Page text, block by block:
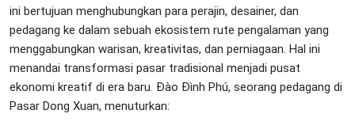
ini bertujuan menghubungkan para perajin, desainer, dan
pedagang ke dalam sebuah ekosistem rute pengalaman yang
menggabungkan warisan, kreativitas, dan perniagaan. Hal ini
menandai transformasi pasar tradisional menjadi pusat
ekonomi kreatif di era baru. Đào Đình Phú, seorang pedagang di
Pasar Dong Xuan, menuturkan: